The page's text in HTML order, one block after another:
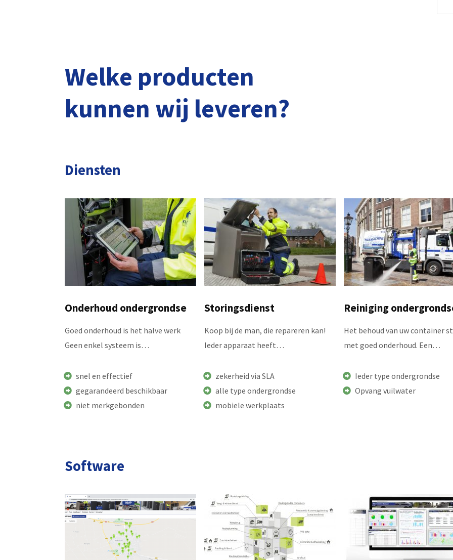
Welke producten
kunnen wij leveren?
Diensten
Onderhoud ondergrondse
Goed onderhoud is het halve werk
Geen enkel systeem is…
snel en effectief
gegarandeerd beschikbaar
niet merkgebonden
Storingsdienst
Koop bij de man, die repareren kan!
Ieder apparaat heeft…
zekerheid via SLA
alle type ondergrondse
mobiele werkplaats
Reiniging
Het behoud van uw container
met goed onderhoud. Een…
Ieder type ondergrondse
Opvang vuilwater
Software